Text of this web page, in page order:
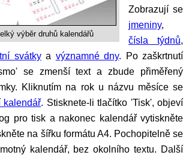
výběr druhů kalendářů
Zobrazují se
jmeniny,
čísla týdnů,
svátkya významné dny. Po zaškrtnutí
se zmenší text a zbude přiměřený
Kliknutím na rok u názvu měsíce se
kalendář. Stisknete-li tlačítko 'Tisk', objeví
pro tisk a nakonec kalendář vytiskněte
na šířku formátu A4. Pochopitelně se
kalendář, bez okolního textu. Další